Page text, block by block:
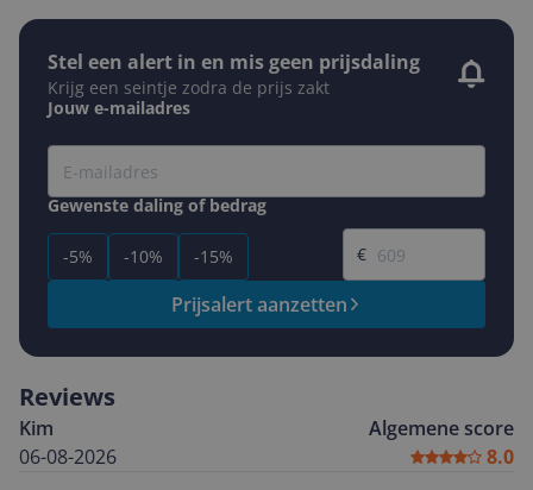
Stel een alert in en mis geen prijsdaling
Krijg een seintje zodra de prijs zakt
Jouw e-mailadres
Gewenste daling of bedrag
-5% -10% -15%
Gewenste prijs
€
Prijsalert aanzetten
Reviews
Kim
06-08-2026
Algemene score
8.0